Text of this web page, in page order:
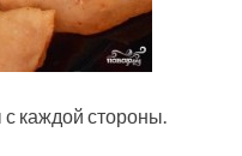
каждой стороны.